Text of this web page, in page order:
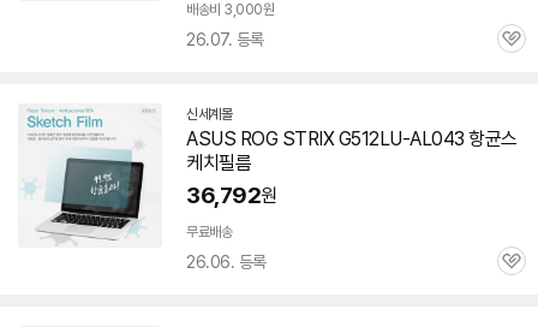
배송비 3,000원
26.07. 등록
관
신세계몰
ASUS ROG STRIX G512LU-AL043 항균스
케치필름
36,792원
무료배송
26.06. 등록
관